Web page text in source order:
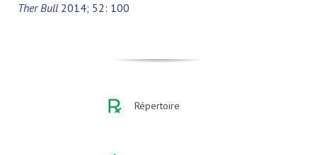
Ther Bull 2014; 52: 100
Répertoire